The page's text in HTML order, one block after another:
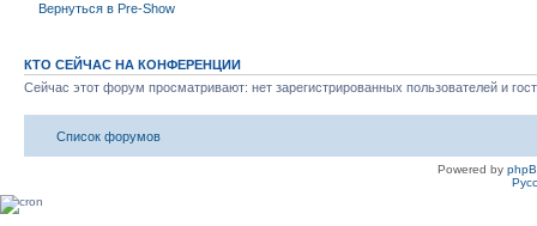
Вернуться в Pre-Show
КТО СЕЙЧАС НА КОНФЕРЕНЦИИ
Сейчас этот форум просматривают: нет зарегистрированных пользователей и
Список форумов
Powered by